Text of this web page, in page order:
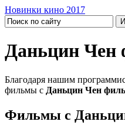
Новинки кино 2017
Даньцин Чен
Благодаря нашим
фильмы с Даньцин Чен
Фильмы с